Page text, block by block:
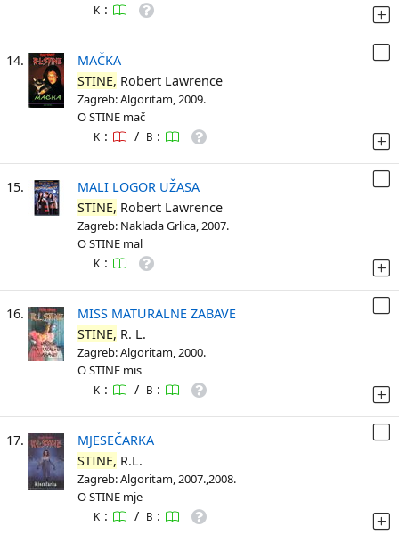
K :
14.
MAČKA
STINE, Robert Lawrence
Zagreb: Algoritam, 2009.
O STINE mač
K : / B :
15.
MALI LOGOR UŽASA
STINE, Robert Lawrence
Zagreb: Naklada Grlica, 2007.
O STINE mal
K :
16.
MISS MATURALNE ZABAVE
STINE, R. L.
Zagreb: Algoritam, 2000.
O STINE mis
K : / B :
17.
MJESEČARKA
STINE, R.L.
Zagreb: Algoritam, 2007.,2008.
O STINE mje
K : / B :